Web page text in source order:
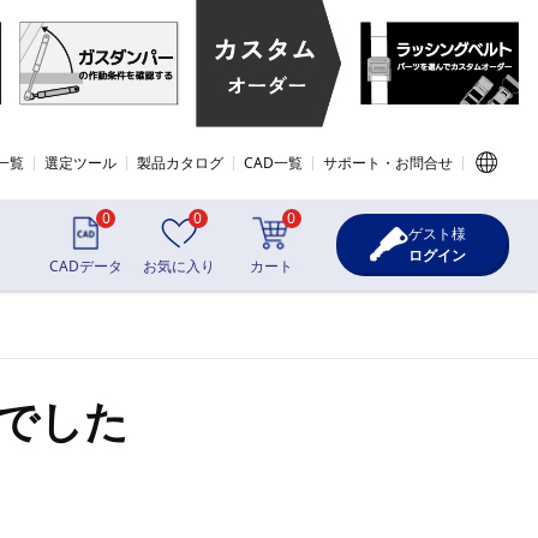
覧 選定ツール 製品カタログ CAD一覧 サポート・お問合せ
0
CADデータ
0
お気に入り
0
カート
ゲスト様
ログイン
した